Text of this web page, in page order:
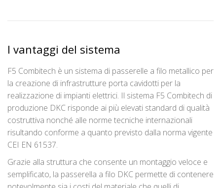
I vantaggi del sistema
F5 Combitech è un sistema di passerelle a filo metallico per
la creazione di infrastrutture porta cavidotti per la
realizzazione di impianti elettrici. Il sistema F5 Combitech di
produzione DKC risponde ai più elevati standard di qualità
costruttiva nonché alle norme tecniche internazionali
risultando conforme a quanto previsto dalla norma vigente
CEI EN 61537.
Grazie alla struttura che consente un montaggio veloce e
semplificato, la passerella a filo DKC permette di contenere